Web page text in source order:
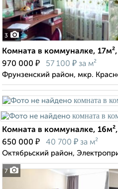
3
Комната в коммуналке,
970 000 ₽ 57 100 ₽ за м²
Фрунзенский район, мкр.
7
Комната в коммуналке,
650 000 ₽ 40 700 ₽ за м²
Октябрьский район,